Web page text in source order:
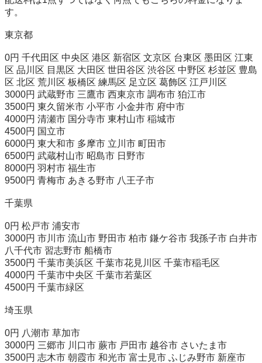
す。
東京都
0円 千代田区 中央区 港区 新宿区 文京区 台東区 墨田区 江東
区 品川区 目黒区 大田区 世田谷区 渋谷区 中野区 杉並区 豊島
区 北区 荒川区 板橋区 練馬区 足立区 葛飾区 江戸川区
3000円 武蔵野市 三鷹市 西東京市 調布市 狛江市
3500円 東久留米市 小平市 小金井市 府中市
4000円 清瀬市 国分寺市 東村山市 稲城市
4500円 国立市
6000円 東大和市 多摩市 立川市 町田市
6500円 武蔵村山市 昭島市 日野市
8000円 羽村市 福生市
9500円 青梅市 あきる野市 八王子市
千葉県
0円 松戸市 浦安市
3000円 市川市 流山市 野田市 柏市 鎌ケ谷市 我孫子市 白井市
八千代市 習志野市 船橋市
3500円 千葉市美浜区 千葉市花見川区 千葉市稲毛区
4000円 千葉市中央区 千葉市若葉区
4500円 千葉市緑区
埼玉県
0円 八潮市 草加市
3000円 三郷市 川口市 蕨市 戸田市 越谷市 さいたま市
3500円 志木市 朝霞市 和光市 富士見市 ふじみ野市 新座市